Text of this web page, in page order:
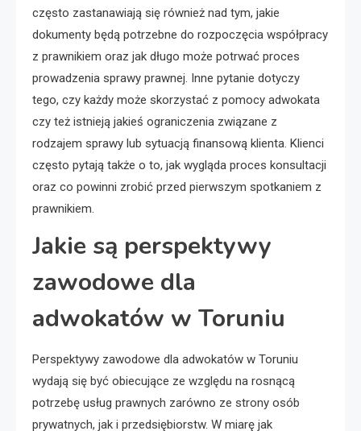
często zastanawiają się również nad tym, jakie
dokumenty będą potrzebne do rozpoczęcia współpracy
z prawnikiem oraz jak długo może potrwać proces
prowadzenia sprawy prawnej. Inne pytanie dotyczy
tego, czy każdy może skorzystać z pomocy adwokata
czy też istnieją jakieś ograniczenia związane z
rodzajem sprawy lub sytuacją finansową klienta. Klienci
często pytają także o to, jak wygląda proces konsultacji
oraz co powinni zrobić przed pierwszym spotkaniem z
prawnikiem.
Jakie są perspektywy
zawodowe dla
adwokatów w Toruniu
Perspektywy zawodowe dla adwokatów w Toruniu
wydają się być obiecujące ze względu na rosnącą
potrzebę usług prawnych zarówno ze strony osób
prywatnych, jak i przedsiębiorstw. W miarę jak